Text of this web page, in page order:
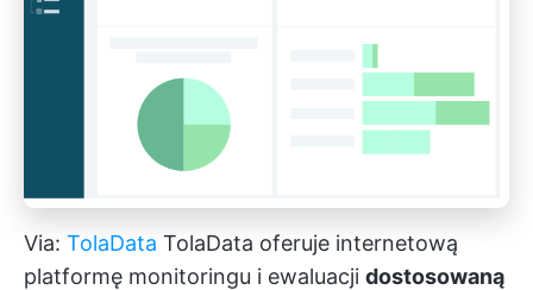
Via: TolaData TolaData oferuje internetową
platformę monitoringu i ewaluacji dostosowaną